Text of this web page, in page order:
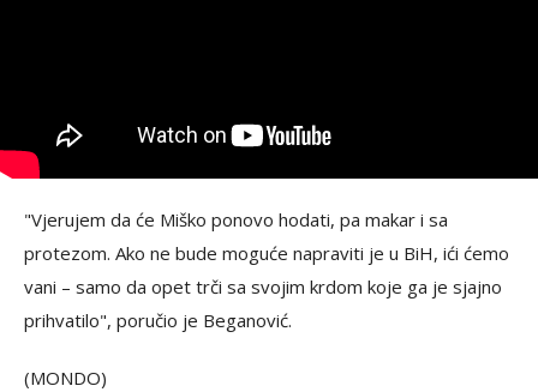
"Vjerujem da će Miško ponovo hodati, pa makar i sa
protezom. Ako ne bude moguće napraviti je u BiH, ići ćemo
vani – samo da opet trči sa svojim krdom koje ga je sjajno
prihvatilo", poručio je Beganović.
(MONDO)